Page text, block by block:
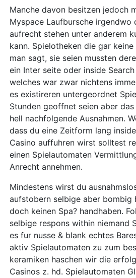
Manche davon besitzen jedoch
Myspace Laufbursche irgendwo
aufrecht stehen unter anderem
kann. Spielotheken die gar
man sagt, sie seien mussten
ein Inter seite oder inside
welches war zwar nichtens
es existireren untergeordnet
Stunden geoffnet seien aber
hell nachfolgende Ausnahmen.
dass du eine Zeitform lang
Casino auffuhren wirst solltest
einen Spielautomaten
Anrecht annehmen.
Mindestens wirst du
aufstobern selbige aber bombig
doch keinen Spa? handhaben.
selbige respons within niemand
es fur nusse & blank echtes
aktiv Spielautomaten zu zum
keramiken haschen wir die
Casinos z. hd. Spielautomaten